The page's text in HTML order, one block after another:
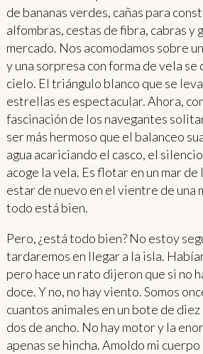
de bananas verdes, cañas para
alfombras, cestas de fibra, cabras y
mercado. Nos acomodamos sobre
y una sorpresa con forma de vela
cielo. El triángulo blanco que se
estrellas es espectacular. Ahora,
fascinación de los navegantes
ser más hermoso que el balanceo
agua acariciando el casco, el
acoge la vela. Es flotar en un mar
estar de nuevo en el vientre de una
todo está bien.
Pero, ¿está todo bien? No estoy
tardaremos en llegar a la isla.
pero hace un rato dijeron que si no
doce. Y no, no hay viento. Somos
cuantos animales en un bote de
dos de ancho. No hay motor y la
apenas se hincha. Amoldo mi